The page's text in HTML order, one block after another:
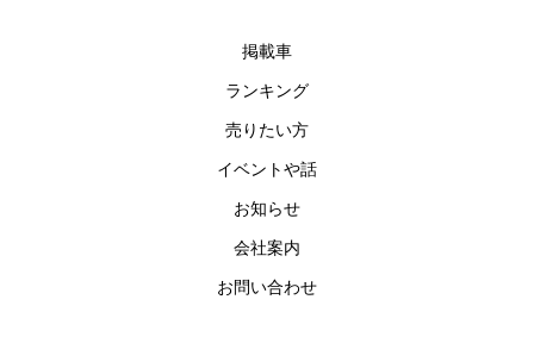
掲載車
ランキング
売りたい方
イベントや話
お知らせ
会社案内
お問い合わせ